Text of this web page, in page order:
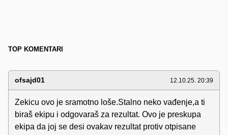
TOP KOMENTARI
ofsajd01 12.10.25. 20:39
Zekicu ovo je sramotno loše.Stalno neko vađenje,a ti
biraš ekipu i odgovaraš za rezultat. Ovo je preskupa
ekipa da joj se desi ovakav rezultat protiv otpisane